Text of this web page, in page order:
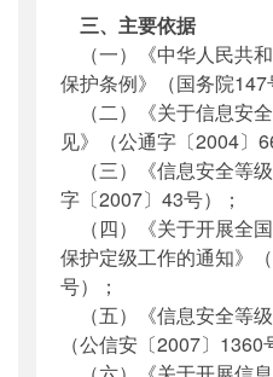
三、主要依据
（一）《中华人民共
保护条例》（国务院147
（二）《关于信息安
见》（公通字〔2004〕
（三）《信息安全等
字〔2007〕43号）；
（四）《关于开展全
保护定级工作的通知》
号）；
（五）《信息安全等
（公信安〔2007〕1360